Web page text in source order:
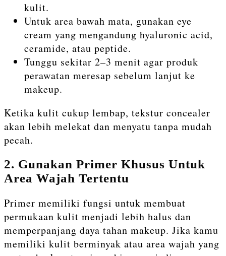
kulit.
Untuk area bawah mata, gunakan eye
cream yang mengandung hyaluronic acid,
ceramide, atau peptide.
Tunggu sekitar 2–3 menit agar produk
perawatan meresap sebelum lanjut ke
makeup.
Ketika kulit cukup lembap, tekstur concealer
akan lebih melekat dan menyatu tanpa mudah
pecah.
2. Gunakan Primer Khusus Untuk
Area Wajah Tertentu
Primer memiliki fungsi untuk membuat
permukaan kulit menjadi lebih halus dan
memperpanjang daya tahan makeup. Jika kamu
memiliki kulit berminyak atau area wajah yang